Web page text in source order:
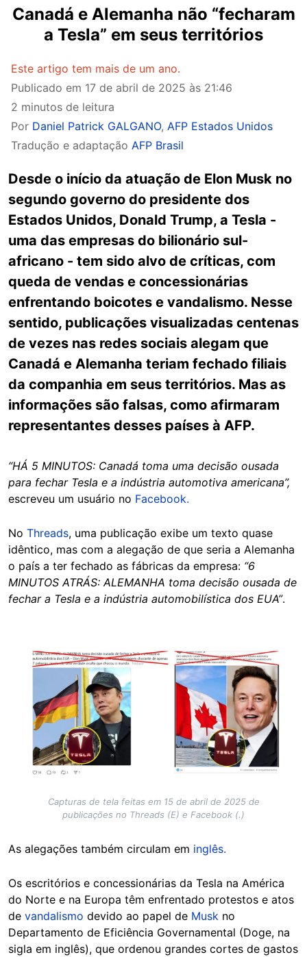
Canadá e Alemanha não “fecharam
a Tesla” em seus territórios
Este artigo tem mais de um ano.
Publicado em 17 de abril de 2025 às 21:46
2 minutos de leitura
Por Daniel Patrick GALGANO, AFP Estados Unidos
Tradução e adaptação AFP Brasil
Desde o início da atuação de Elon Musk no
segundo governo do presidente dos
Estados Unidos, Donald Trump, a Tesla -
uma das empresas do bilionário sul-
africano - tem sido alvo de críticas, com
queda de vendas e concessionárias
enfrentando boicotes e vandalismo. Nesse
sentido, publicações visualizadas centenas
de vezes nas redes sociais alegam que
Canadá e Alemanha teriam fechado filiais
da companhia em seus territórios. Mas as
informações são falsas, como afirmaram
representantes desses países à AFP.
“HÁ 5 MINUTOS: Canadá toma uma decisão ousada
para fechar Tesla e a indústria automotiva americana”,
escreveu um usuário no Facebook.
No Threads, uma publicação exibe um texto quase
idêntico, mas com a alegação de que seria a Alemanha
o país a ter fechado as fábricas da empresa: “6
MINUTOS ATRÁS: ALEMANHA toma decisão ousada de
fechar a Tesla e a indústria automobilística dos EUA”.
Image
Capturas de tela feitas em 15 de abril de 2025 de
publicações no Threads (E) e Facebook (.)
As alegações também circulam em inglês.
Os escritórios e concessionárias da Tesla na América
do Norte e na Europa têm enfrentado protestos e atos
de vandalismo devido ao papel de Musk no
Departamento de Eficiência Governamental (Doge, na
sigla em inglês), que ordenou grandes cortes de gastos